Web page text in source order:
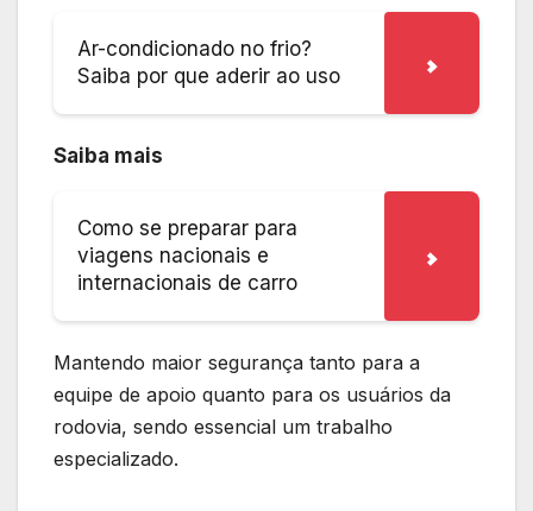
Ar-condicionado no frio?
Saiba por que aderir ao uso
Saiba mais
Como se preparar para
viagens nacionais e
internacionais de carro
Mantendo maior segurança tanto para a
equipe de apoio quanto para os usuários da
rodovia, sendo essencial um trabalho
especializado.